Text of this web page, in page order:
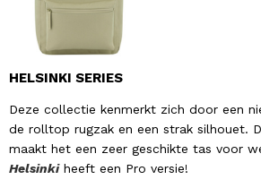
HELSINKI SERIES
Deze collectie kenmerkt zich door een
de rolltop rugzak en een strak silhouet.
maakt het een zeer geschikte tas voor
Helsinkiheeft een Pro versie!